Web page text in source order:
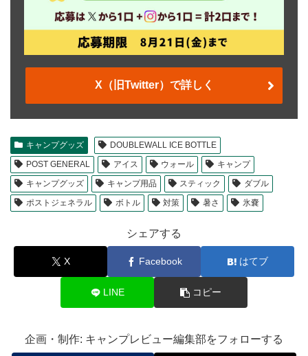
X（旧Twitter）で詳しく
キャンプグッズ
DOUBLEWALL ICE BOTTLE
POST GENERAL
アイス ウォール
キャンプ
キャンプグッズ
キャンプ用品 スティック
ダブル
ポストジェネラル
ボトル 対策 暑さ 氷嚢
シェアする
X Facebook はてブ
LINE コピー
企画・制作: キャンプレビュー編集部をフォローする